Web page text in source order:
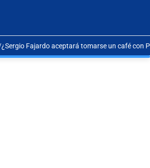
¿Sergio Fajardo aceptará tomarse un café con